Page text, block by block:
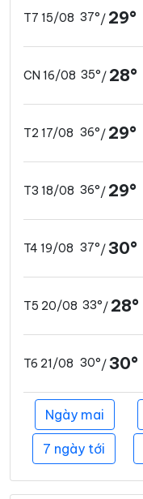
T7 15/08 37°/ 29°
CN 16/08 35°/ 28°
T2 17/08 36°/ 29°
T3 18/08 36°/ 29°
T4 19/08 37°/30°
T5 20/08 33°/ 28°
T6 21/08 30°/30°
Ngày mai
7 ngày tới